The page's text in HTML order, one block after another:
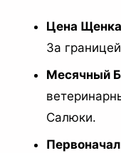
Цена
За
Месячный
Салюки.